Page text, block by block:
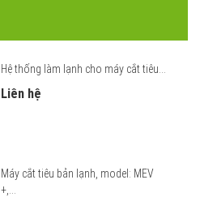
Hệ thống làm lạnh cho máy cắt tiêu...
Liên hệ
Máy cắt tiêu bản lạnh, model: MEV
+,...